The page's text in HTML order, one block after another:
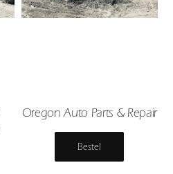
Oregon Auto Parts & Repair
Bestel